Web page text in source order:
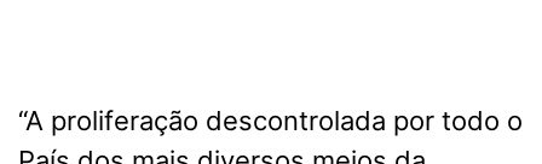
“A proliferação descontrolada por todo o